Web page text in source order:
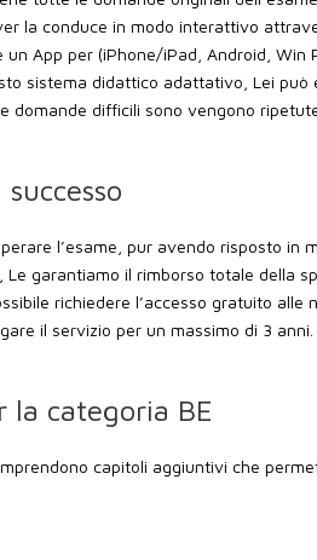
la conduce in modo interattivo
un App per (iPhone/iPad, Android, Win
sistema didattico adattativo, Lei
domande difficili sono vengono
l’esame, pur avendo risposto in
garantiamo il rimborso totale della
richiedere l’accesso gratuito
il servizio per un massimo di 3 anni.
la categoria BE
capitoli aggiuntivi che